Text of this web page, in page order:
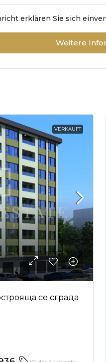
erklären Sie sich
Weitere
VERKAUFT
се сграда